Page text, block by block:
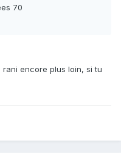
70
encore plus loin, si tu